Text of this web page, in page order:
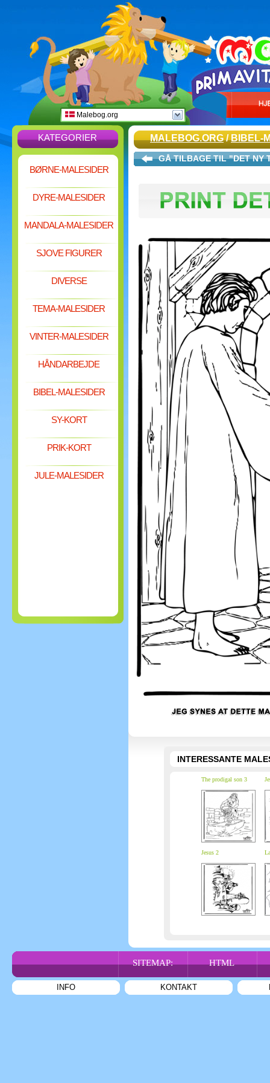
Malebog.org
KATEGORIER
BØRNE-MALESIDER
DYRE-MALESIDER
MANDALA-MALESIDER
SJOVE FIGURER
DIVERSE
TEMA-MALESIDER
VINTER-MALESIDER
HÅNDARBEJDE
BIBEL-MALESIDER
SY-KORT
PRIK-KORT
JULE-MALESIDER
MALEBOG.ORG/BIBEL-
GÅ TILBAGE TIL "DET NY
INTERESSANTE
The prodigal son 3
Jesus 2
SITEMAP: HTML
INFO KONTAKT